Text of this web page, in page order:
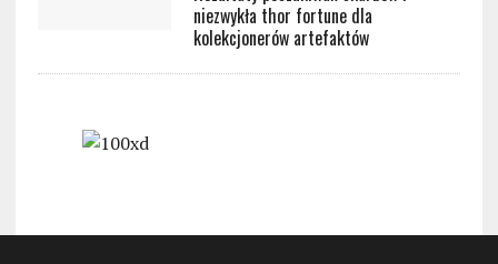
niezwykła thor fortune dla
kolekcjonerów artefaktów